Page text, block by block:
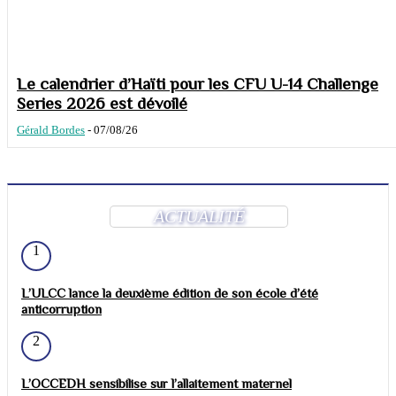
Le calendrier d’Haïti pour les CFU U-14 Challenge
Series 2026 est dévoilé
Gérald Bordes - 07/08/26
ACTUALITÉ
1
L’ULCC lance la deuxième édition de son école d’été
anticorruption
2
L’OCCEDH sensibilise sur l’allaitement maternel